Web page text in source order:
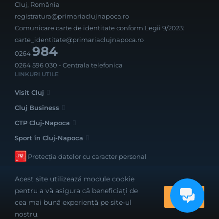
Cluj, România
registratura@primariaclujnapoca.ro
Comunicare carte de identitate conform Legii 9/2023:
carte_identitate@primariaclujnapoca.ro
0264984
0264 596 030 - Centrala telefonica
LINKURI UTILE
Visit Cluj
Cluj Business
CTP Cluj-Napoca
Sport în Cluj-Napoca
Protecția datelor cu caracter personal
Realizat cu bune intenții de către
Acest site utilizează module cookie
pentru a vă asigura că beneficiați de
cea mai bună experiență pe site-ul
nostru.
OK